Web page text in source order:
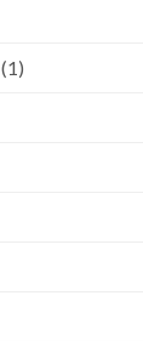
(1)